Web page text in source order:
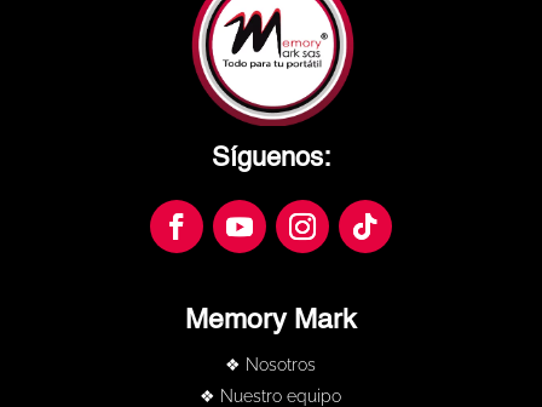
Síguenos:
Memory Mark
❖ Nosotros
❖ Nuestro equipo